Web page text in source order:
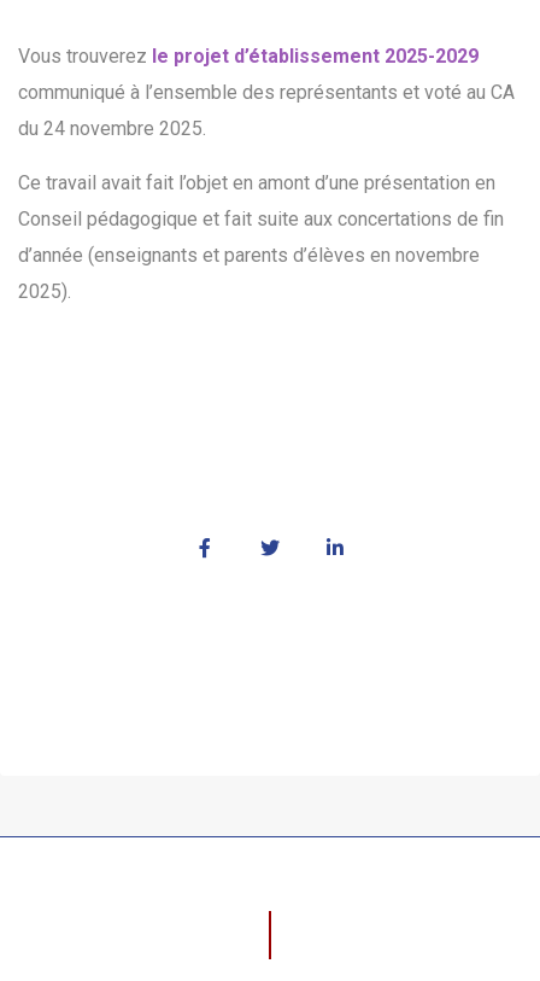
Vous trouverez le projet d’établissement 2025-2029
communiqué à l’ensemble des représentants et voté au CA
du 24 novembre 2025.
Ce travail avait fait l’objet en amont d’une présentation en
Conseil pédagogique et fait suite aux concertations de fin
d’année (enseignants et parents d’élèves en novembre
2025).